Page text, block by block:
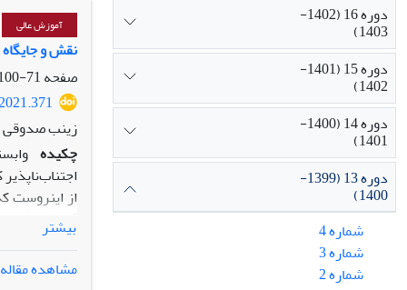
مبین آن
نشان
آموزش عالی
نقش و
صفحه71-100
زینب صدوقی
چکیده
از اینروست
آرامش،
دریچه
صلح‍آمیز
در قالب
بیشتر
مشاهده مقاله
دوره 16 (1402-
1403)
دوره 15 (1401-
1402)
دوره 14 (1400-
1401)
دوره 13 (1399-
1400)
شماره 4
شماره 3
شماره 2